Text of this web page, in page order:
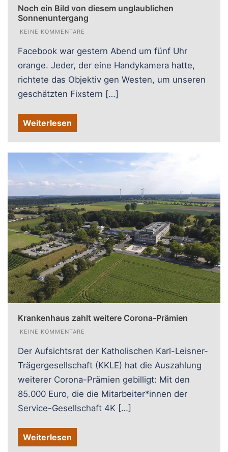
Noch ein Bild von diesem unglaublichen
Sonnenuntergang
KEINE KOMMENTARE
Facebook war gestern Abend um fünf Uhr
orange. Jeder, der eine Handykamera hatte,
richtete das Objektiv gen Westen, um unseren
geschätzten Fixstern […]
Weiterlesen
Krankenhaus zahlt weitere Corona-Prämien
KEINE KOMMENTARE
Der Aufsichtsrat der Katholischen Karl-Leisner-
Trägergesellschaft (KKLE) hat die Auszahlung
weiterer Corona-Prämien gebilligt: Mit den
85.000 Euro, die die Mitarbeiter*innen der
Service-Gesellschaft 4K […]
Weiterlesen